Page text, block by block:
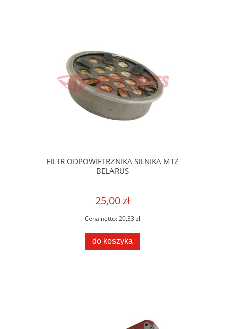
FILTR ODPOWIETRZNIKA SILNIKA MTZ
BELARUS
25,00 zł
Cena netto:20,33 zł
do koszyka